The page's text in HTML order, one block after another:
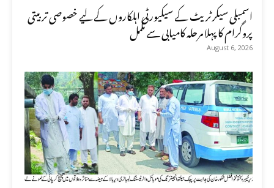
اسمبلی سیکرٹریٹ کے سیکیورٹی اہلکاروں کے لیے خصوصی تربیتی
پروگرام کا پہلا مرحلہ کامیابی سے مکمل
August 6, 2026